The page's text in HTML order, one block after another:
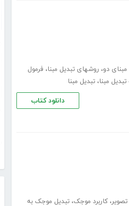
مبنای دو، روشهای تبدیل مبنا، فرمول
مبنا، تبدیل مبنا
دانلود کتاب
، کاربرد موجک، تبدیل موجک به